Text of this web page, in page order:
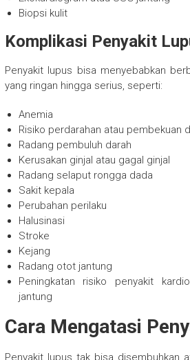
Biopsi kulit
Komplikasi Penyakit
Penyakit lupus bisa menyebabkan
yang ringan hingga serius, seperti:
Anemia
Risiko perdarahan atau pembekuan
Radang pembuluh darah
Kerusakan ginjal atau gagal ginjal
Radang selaput rongga dada
Sakit kepala
Perubahan perilaku
Halusinasi
Stroke
Kejang
Radang otot jantung
Peningkatan risiko penyakit
jantung
Cara Mengatasi
Penyakit lupus tak bisa disembuhkan